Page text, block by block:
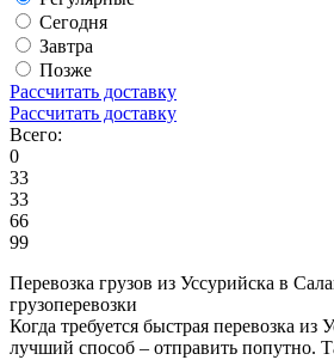
Сегодня
Завтра
Позже
Рассчитать доставку
Рассчитать доставку
Всего:
0
33
33
66
99
Перевозка грузов из Уссурийска в
грузоперевозки
Когда требуется быстрая перевозка из
лучший способ – отправить попутно.